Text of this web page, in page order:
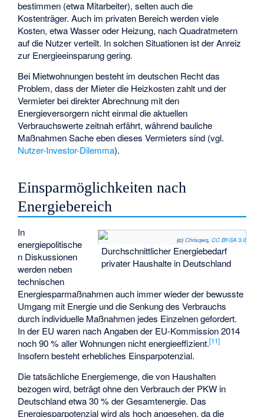
bestimmen (etwa Mitarbeiter), selten auch die
Kostenträger. Auch im privaten Bereich werden viele
Kosten, etwa Wasser oder Heizung, nach Quadratmetern
auf die Nutzer verteilt. In solchen Situationen ist der Anreiz
zur Energieeinsparung gering.
Bei Mietwohnungen besteht im deutschen Recht das
Problem, dass der Mieter die Heizkosten zahlt und der
Vermieter bei direkter Abrechnung mit den
Energieversorgern nicht einmal die aktuellen
Verbrauchswerte zeitnah erfährt, während bauliche
Maßnahmen Sache eben dieses Vermieters sind (vgl.
Nutzer-Investor-Dilemma).
Einsparmöglichkeiten nach
Energiebereich
(c) Chrisqwq, CC BY-SA 3.0
Durchschnittlicher Energiebedarf
privater Haushalte in Deutschland
In
energiepolitische
n Diskussionen
werden neben
technischen
Energiesparmaßnahmen auch immer wieder der bewusste
Umgang mit Energie und die Senkung des Verbrauchs
durch individuelle Maßnahmen jedes Einzelnen gefordert.
In der EU waren nach Angaben der EU-Kommission 2014
noch 90 % aller Wohnungen nicht energieeffizient.[11]
Insofern besteht erhebliches Einsparpotenzial.
Die tatsächliche Energiemenge, die von Haushalten
bezogen wird, beträgt ohne den Verbrauch der PKW in
Deutschland etwa 30 % der Gesamtenergie. Das
Energiesparpotenzial wird als hoch angesehen, da die